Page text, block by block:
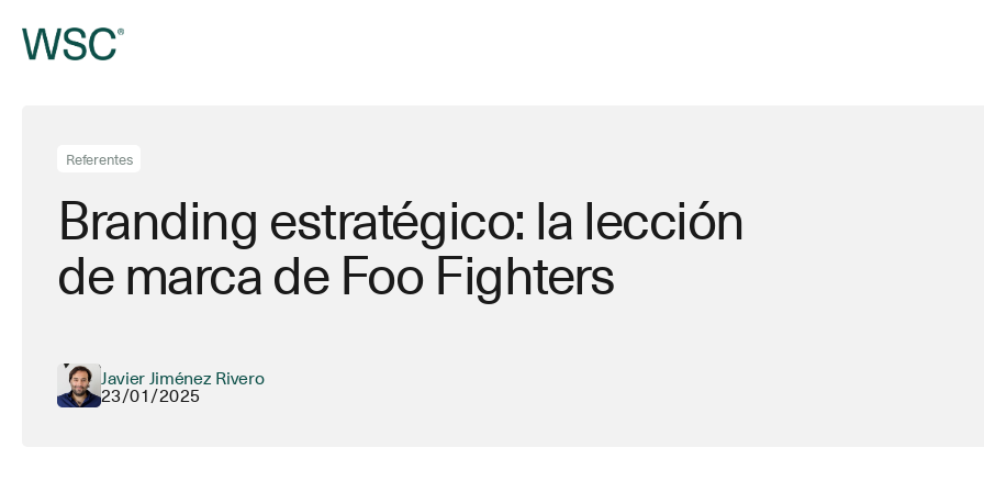
contenido
Referentes
Branding estratégico: la lección
de marca de Foo Fighters
Javier Jiménez Rivero
23/01/2025